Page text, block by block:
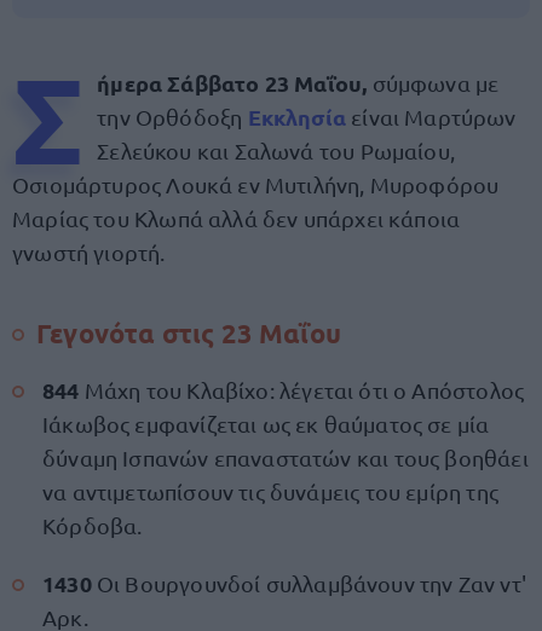
Σ ήμερα Σάββατο 23 Μαΐου, σύμφωνα με
την Ορθόδοξη Εκκλησία είναι Μαρτύρων
Σελεύκου και Σαλωνά του Ρωμαίου,
Οσιομάρτυρος Λουκά εν Μυτιλήνη, Μυροφόρου
Μαρίας του Κλωπά αλλά δεν υπάρχει κάποια
γνωστή γιορτή.
Γεγονότα στις 23 Μαΐου
844 Μάχη του Κλαβίχο: λέγεται ότι ο Απόστολος
Ιάκωβος εμφανίζεται ως εκ θαύματος σε μία
δύναμη Ισπανών επαναστατών και τους βοηθάει
να αντιμετωπίσουν τις δυνάμεις του εμίρη της
Κόρδοβα.
1430 Οι Βουργουνδοί συλλαμβάνουν την Ζαν ντ'
Αρκ.